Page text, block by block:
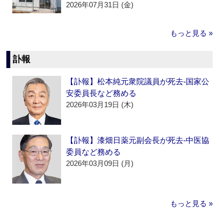
2026年07月31日 (金)
もっと見る »
訃報
【訃報】松本純元衆院議員が死去‐国家公
安委員長など務める
2026年03月19日 (木)
【訃報】漆畑日薬元副会長が死去‐中医協
委員など務める
2026年03月09日 (月)
もっと見る »